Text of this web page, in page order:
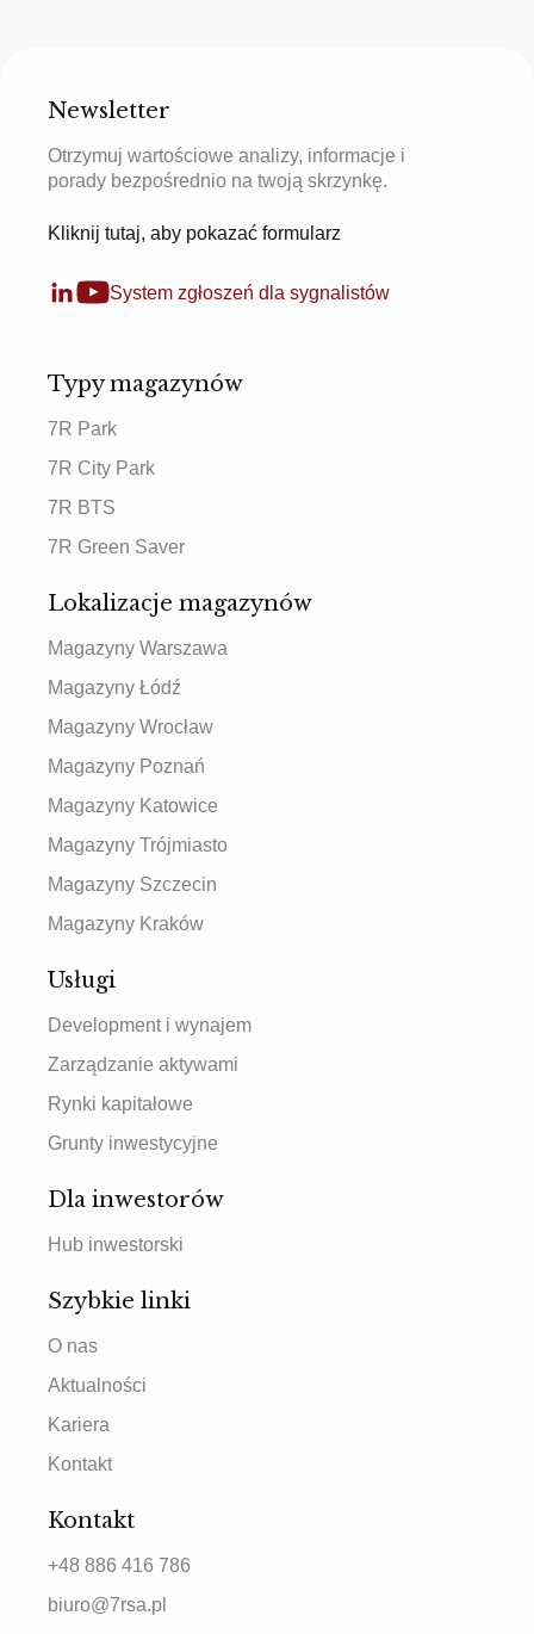
Newsletter
Otrzymuj wartościowe analizy, informacje i
porady bezpośrednio na twoją skrzynkę.
Kliknij tutaj, aby pokazać formularz
System zgłoszeń dla sygnalistów
Typy magazynów
7R Park
7R City Park
7R BTS
7R Green Saver
Lokalizacje magazynów
Magazyny Warszawa
Magazyny Łódź
Magazyny Wrocław
Magazyny Poznań
Magazyny Katowice
Magazyny Trójmiasto
Magazyny Szczecin
Magazyny Kraków
Usługi
Development i wynajem
Zarządzanie aktywami
Rynki kapitałowe
Grunty inwestycyjne
Dla inwestorów
Hub inwestorski
Szybkie linki
O nas
Aktualności
Kariera
Kontakt
Kontakt
+48 886 416 786
biuro@7rsa.pl